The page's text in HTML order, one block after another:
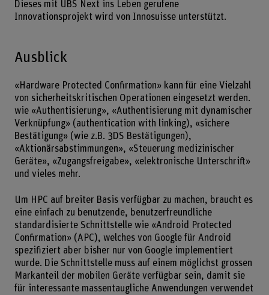
Dieses mit UBS Next ins Leben gerufene
Innovationsprojekt wird von Innosuisse unterstützt.
Ausblick
«Hardware Protected Confirmation» kann für eine Vielzahl
von sicherheitskritischen Operationen eingesetzt werden.
wie «Authentisierung», «Authentisierung mit dynamischer
Verknüpfung» (authentication with linking), «sichere
Bestätigung» (wie z.B. 3DS Bestätigungen),
«Aktionärsabstimmungen», «Steuerung medizinischer
Geräte», «Zugangsfreigabe», «elektronische Unterschrift»
und vieles mehr.
Um HPC auf breiter Basis verfügbar zu machen, braucht es
eine einfach zu benutzende, benutzerfreundliche
standardisierte Schnittstelle wie «Android Protected
Confirmation» (APC), welches von Google für Android
spezifiziert aber bisher nur von Google implementiert
wurde. Die Schnittstelle muss auf einem möglichst grossen
Markanteil der mobilen Geräte verfügbar sein, damit sie
für interessante massentaugliche Anwendungen verwendet